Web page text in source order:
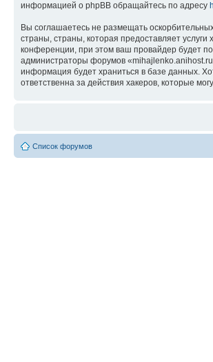
информацией о phpBB обращайтесь по адресу
Вы соглашаетесь не размещать
страны, страны, которая предоставляет
конференции, при этом ваш провайдер будет
администраторы форумов
информация будет храниться в базе данных.
ответственна за действия хакеров, которые
Список форумов